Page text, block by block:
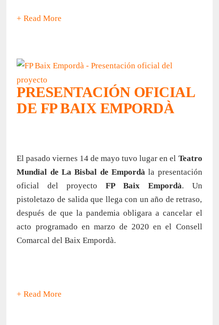
+ Read More
PRESENTACIÓN OFICIAL
DE FP BAIX EMPORDÀ
El pasado viernes 14 de mayo tuvo lugar en el Teatro
Mundial de La Bisbal de Empordà la presentación
oficial del proyecto FP Baix Empordà. Un
pistoletazo de salida que llega con un año de retraso,
después de que la pandemia obligara a cancelar el
acto programado en marzo de 2020 en el Consell
Comarcal del Baix Empordà.
+ Read More